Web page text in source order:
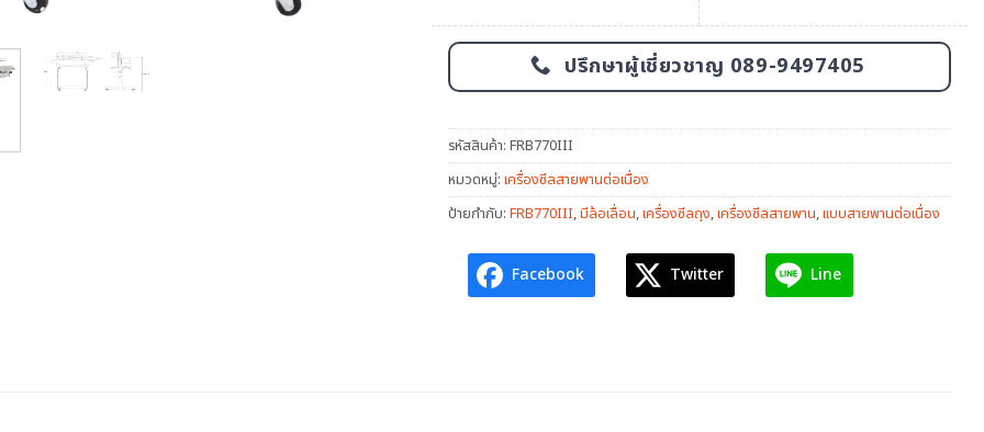
ปรึกษาผู้เชี่ยวชาญ 089-9497405
รหัสสินค้า: FRB770III
หมวดหมู่: เครื่องซีลสายพานต่อเนื่อง
ป้ายกำกับ: FRB770III,มีล้อเลื่อน,เครื่องซีลถุง,เครื่องซีลสายพาน,แบบสายพานต่อเนื่อง
Facebook Twitter Line